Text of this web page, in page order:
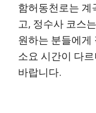
함허동천로는 계
고, 정수사 코스
원하는 분들에게
소요 시간이 다
바랍니다.